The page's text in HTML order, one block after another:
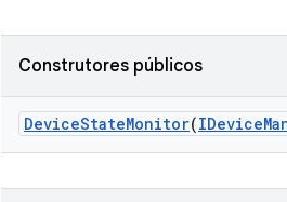
Construtores públicos
DeviceStateMonitor(IDevice